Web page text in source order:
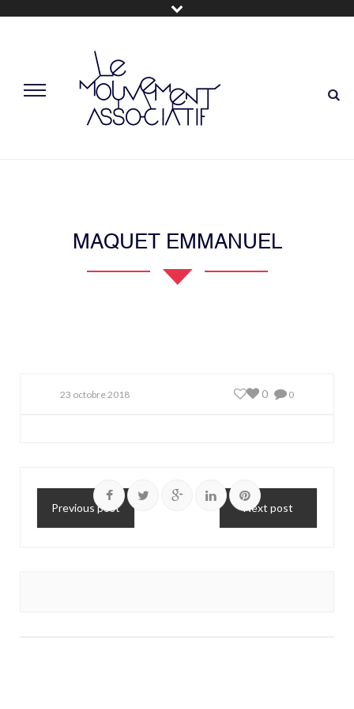
MAQUET EMMANUEL
23 octobre 2018 0
0
Previous post Next post